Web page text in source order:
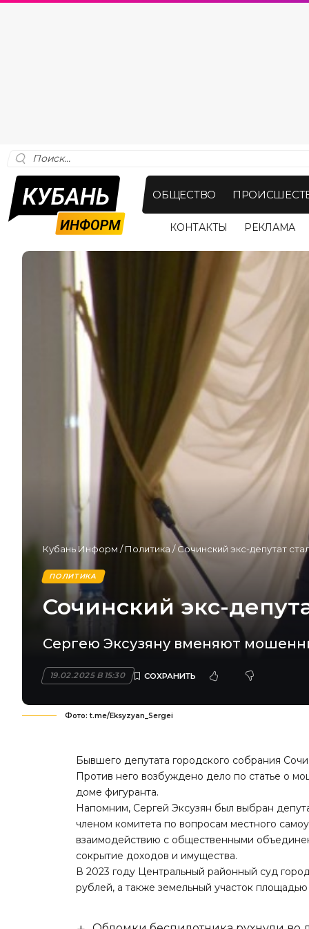
ОБЩЕСТВО
КОНТАКТЫ РЕКЛАМА
Кубань Информ /Политика /Сочинский экс-депутат
ПОЛИТИКА
Сочинский экс-
Сергею Эксузяну вменяют
19.02.2025 В 15:30
Фото: t.me/Eksyzyan_Sergei
Бывшего депутата городского собрания
Против него возбуждено дело по статье о
доме фигуранта.
Напомним, Сергей Эксузян был выбран
членом комитета по вопросам местного
взаимодействию с общественными
сокрытие доходов и имущества.
В 2023 году Центральный районный суд
рублей, а также земельный участок